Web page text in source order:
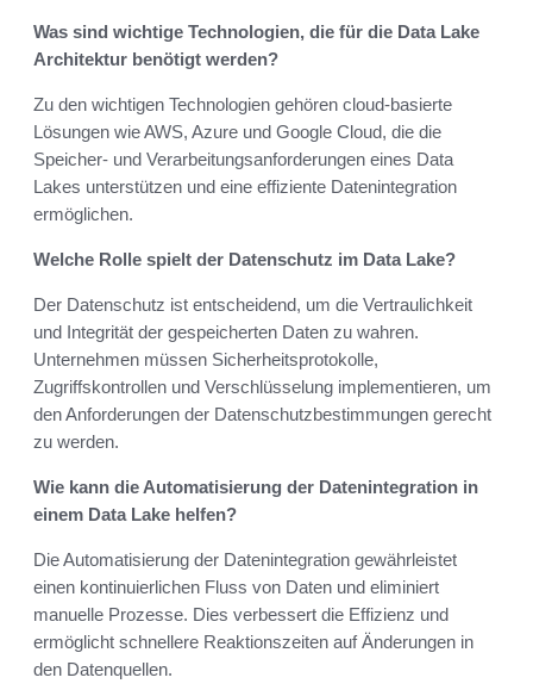
Was sind wichtige Technologien, die für die Data Lake
Architektur benötigt werden?
Zu den wichtigen Technologien gehören cloud-basierte
Lösungen wie AWS, Azure und Google Cloud, die die
Speicher- und Verarbeitungsanforderungen eines Data
Lakes unterstützen und eine effiziente Datenintegration
ermöglichen.
Welche Rolle spielt der Datenschutz im Data Lake?
Der Datenschutz ist entscheidend, um die Vertraulichkeit
und Integrität der gespeicherten Daten zu wahren.
Unternehmen müssen Sicherheitsprotokolle,
Zugriffskontrollen und Verschlüsselung implementieren, um
den Anforderungen der Datenschutzbestimmungen gerecht
zu werden.
Wie kann die Automatisierung der Datenintegration in
einem Data Lake helfen?
Die Automatisierung der Datenintegration gewährleistet
einen kontinuierlichen Fluss von Daten und eliminiert
manuelle Prozesse. Dies verbessert die Effizienz und
ermöglicht schnellere Reaktionszeiten auf Änderungen in
den Datenquellen.